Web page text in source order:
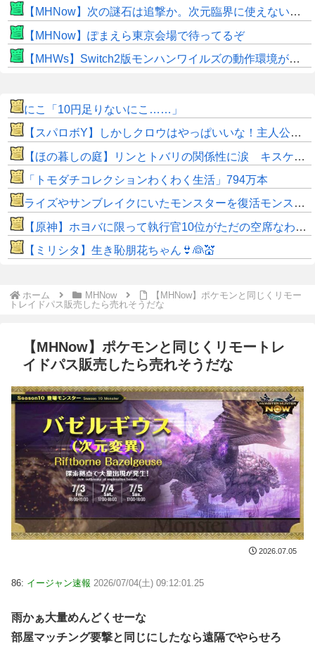
【MHNow】次の謎石は追撃か。次元臨界に使えない時点で闘気活性以下のスキルだわ
【MHNow】ぽまえら東京会場で待ってるぞ
【MHWs】Switch2版モンハンワイルズの動作環境が判明！
にこ「10円足りないにこ……」
【スパロボY】しかしクロウはやっぱいいな！主人公として魅力的すぎる…！
【ほの暮しの庭】リンとトバリの関係性に涙 キスケの株も急上昇
「トモダチコレクションわくわく生活」794万本
ライズやサンブレイクにいたモンスターを復活モンスターと呼ぶのはやめよう
【原神】ホヨバに限って執行官10位がただの空席なわけない！
【ミリシタ】生き恥朋花ちゃん👙👰💒
ホーム MHNow
【MHNow】ポケモンと同じくリモー
トレイドパス販売したら売れそうだな
【MHNow】ポケモンと同じくリモートレ
イドパス販売したら売れそうだな
2026.07.05
86: イージャン速報 2026/07/04(土) 09:12:01.25
雨かぁ大量めんどくせーな
部屋マッチング要撃と同じにしたなら遠隔でやらせろ